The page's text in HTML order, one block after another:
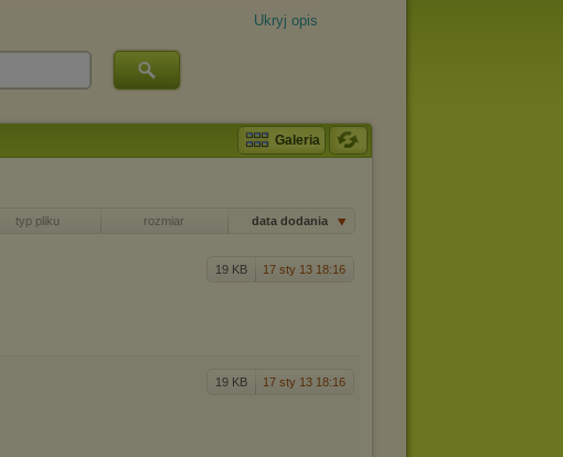
Ukryj opis
Galeria
typ pliku rozmiar data dodania
19 KB 17 sty 13 18:16
19 KB 17 sty 13 18:16